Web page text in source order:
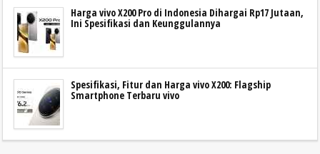
Harga vivo X200 Pro di Indonesia Dihargai Rp17 Jutaan,
Ini Spesifikasi dan Keunggulannya
Spesifikasi, Fitur dan Harga vivo X200: Flagship
Smartphone Terbaru vivo